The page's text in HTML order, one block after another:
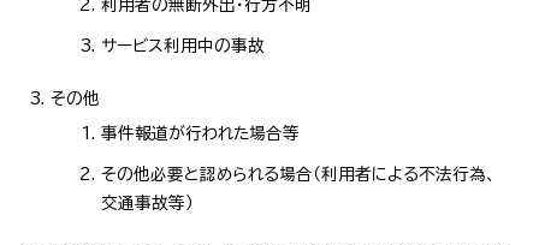
利用者の無断外出・行方不明
サービス利用中の事故
その他
事件報道が行われた場合等
その他必要と認められる場合（利用者による不法行為、
交通事故等）